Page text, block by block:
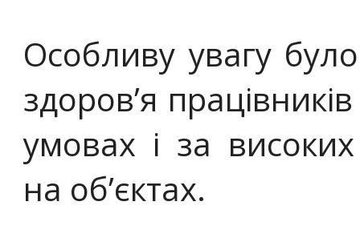
Особливу увагу
здоров’я
умовах і за
на об’єктах.